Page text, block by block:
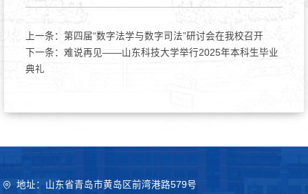
上一条： 第四届“数字法学与数字司法”研讨会在我校召开
下一条： 难说再见——山东科技大学举行2025年本科生毕业
典礼
地址：山东省青岛市黄岛区前湾港路579号